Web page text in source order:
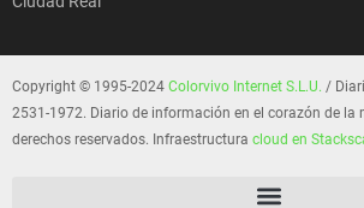
Copyright © 1995-2024 Colorvivo Internet S.L.U. /
2531-1972. Diario de información en el corazón de la
derechos reservados. Infraestructura cloud en